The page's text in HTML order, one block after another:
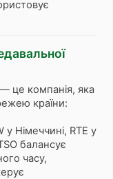
це компанія, яка
країни:
Німеччині, RTE у
балансує
часу,